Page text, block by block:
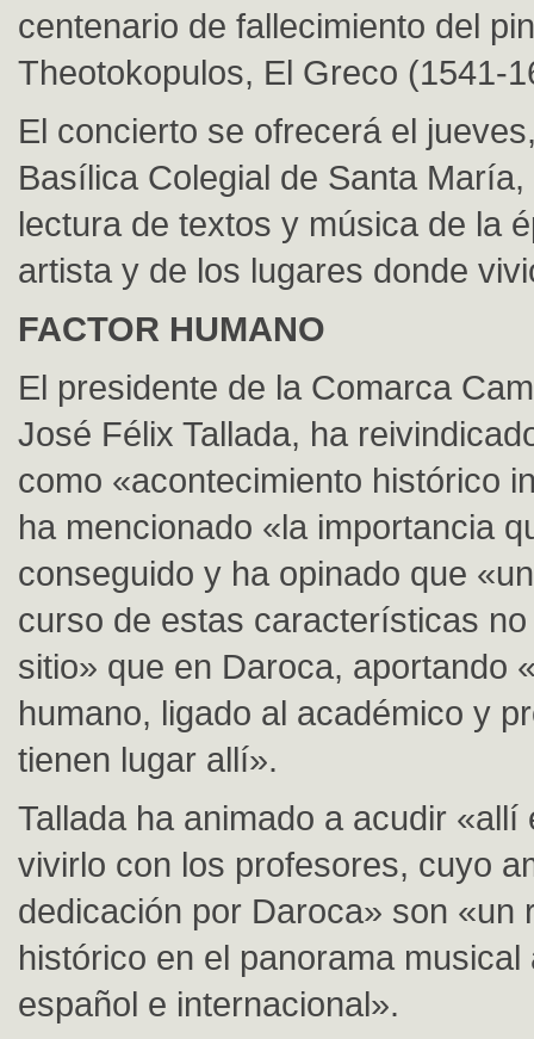
centenario de fallecimiento del
Theotokopulos, El Greco (1541-
El concierto se ofrecerá el
Basílica Colegial de Santa
lectura de textos y música de la
artista y de los lugares donde
FACTOR HUMANO
El presidente de la Comarca
José Félix Tallada, ha
como «acontecimiento histórico
ha mencionado «la importancia
conseguido y ha opinado que
curso de estas características
sitio» que en Daroca, aportando
humano, ligado al académico y
tienen lugar allí».
Tallada ha animado a acudir «allí
vivirlo con los profesores, cuyo
dedicación por Daroca» son «un
histórico en el panorama musical
español e internacional».